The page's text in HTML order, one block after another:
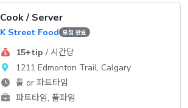
Cook / Server
K Street Food 모집 완료
15+tip / 시간당
1211 Edmonton Trail, Calgary
풀 or 파트타임
파트타임, 풀파임